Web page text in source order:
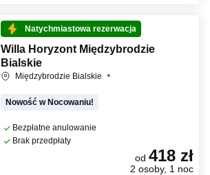
Natychmiastowa rezerwacja
Willa Horyzont Międzybrodzie
Bialskie
Międzybrodzie Bialskie
Nowość w Nocowaniu!
Bezpłatne anulowanie
Brak przedpłaty
od 418 zł
2 osoby, 1 noc